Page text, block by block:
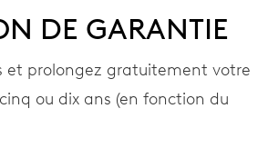
DE GARANTIE
et prolongez gratuitement votre
ou dix ans (en fonction du